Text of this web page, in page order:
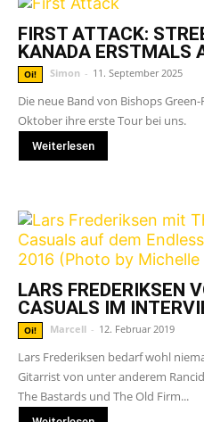
FIRST ATTACK:
KANADA ERSTMALS
Oi! Simon - 11. September 2025
Die neue Band von Bishops
Oktober ihre erste Tour bei uns.
Weiterlesen
LARS FREDERIKSEN
CASUALS IM
Oi! Marcell - 12. Februar 2019
Lars Frederiksen bedarf wohl
Gitarrist von unter anderem
The Bastards und The Old Firm...